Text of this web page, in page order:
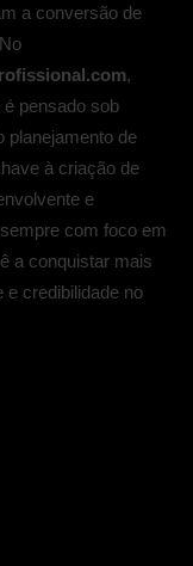
a conversão de
,
é pensado sob
planejamento de
à criação de
e
com foco em
a conquistar mais
e credibilidade no